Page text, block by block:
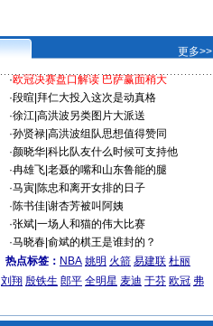
更多>>
·欧冠决赛盘口解读 巴萨赢面稍大
·段暄 拜仁大投入这次是动真格
·徐江| 高洪波另类图片大派送
·孙贤禄| 高洪波组队思想值得赞同
·颜晓华| 科比队友什么时候可支持他
·冉雄飞| 老聂的嘴和山东鲁能的腿
·马寅| 陈忠和离开女排的日子
·陈书佳| 谢杏芳被叫阿姨
·张斌| 一场人和猫的伟大比赛
·马晓春| 俞斌的棋王是谁封的？
热点标签： NBA 姚明 火箭 易建联 杜丽
刘翔 殷铁生 郎平 全明星 麦迪 于芬 欧冠 弗